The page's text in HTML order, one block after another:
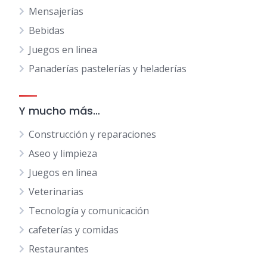
Mensajerías
Bebidas
Juegos en linea
Panaderías pastelerías y heladerías
Y mucho más…
Construcción y reparaciones
Aseo y limpieza
Juegos en linea
Veterinarias
Tecnología y comunicación
cafeterías y comidas
Restaurantes